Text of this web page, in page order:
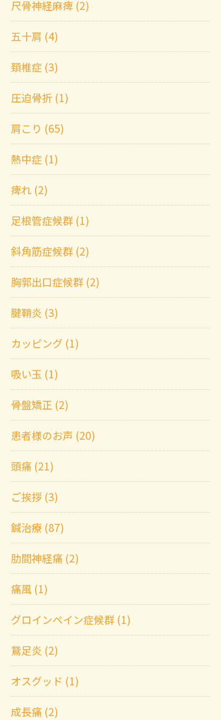
尺骨神経麻痺 (2)
五十肩 (4)
頚椎症 (3)
圧迫骨折 (1)
肩こり (65)
熱中症 (1)
痺れ (2)
足根管症候群 (1)
斜角筋症候群 (2)
胸郭出口症候群 (2)
腱鞘炎 (3)
カッピング (1)
吸い玉 (1)
骨盤矯正 (2)
患者様のお声 (20)
頭痛 (21)
ご挨拶 (3)
鍼治療 (87)
肋間神経痛 (2)
痛風 (1)
グロインペイン症候群 (1)
鵞足炎 (2)
オスグッド (1)
成長痛 (2)